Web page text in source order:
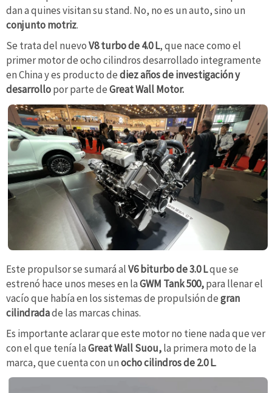
dan a quines visitan su stand. No, no es un auto, sino un
conjunto motriz.
Se trata del nuevoV8 turbo de 4.0 L, que nace como el
primer motor de ocho cilindros desarrollado integramente
en China y es producto dediez años de investigación y
desarrollopor parte deGreat Wall Motor.
Este propulsor se sumará alV6 biturbo de 3.0 Lque se
estrenó hace unos meses en laGWM Tank 500,para llenar el
vacío que había en los sistemas de propulsión degran
cilindradade las marcas chinas.
Es importante aclarar que este motor no tiene nada que ver
con el que tenía laGreat Wall Suou,la primera moto de la
marca, que cuenta con unocho cilindrosde 2.0 L.